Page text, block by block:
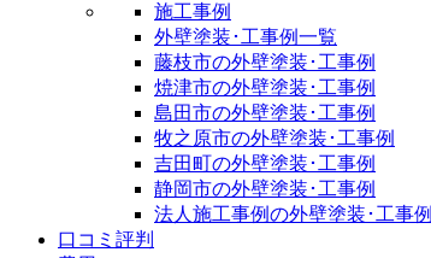
施工事例
外壁塗装･工事例一覧
藤枝市の外壁塗装･工事例
焼津市の外壁塗装･工事例
島田市の外壁塗装･工事例
牧之原市の外壁塗装･工事例
吉田町の外壁塗装･工事例
静岡市の外壁塗装･工事例
法人施工事例の外壁塗装･工事例
口コミ評判